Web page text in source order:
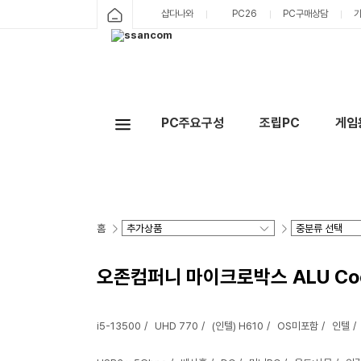
샵다나와 PC26 PC구매상담
PC주요구성 조립PC 게
홈
오존컴퍼니 마이크로박스
i5-13500 UHD 770 (인텔) H610 OS미포함 인텔